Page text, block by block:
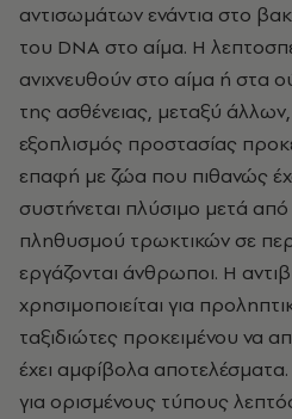
αντισωμάτων ενάντια στο
του DNA στο αίμα. Η
ανιχνευθούν στο αίμα ή στα
της ασθένειας, μεταξύ άλλων,
εξοπλισμός προστασίας
επαφή με ζώα που πιθανώς
συστήνεται πλύσιμο μετά
πληθυσμού τρωκτικών σε
εργάζονται άνθρωποι. Η
χρησιμοποιείται για
ταξιδιώτες προκειμένου να
έχει αμφίβολα
για ορισμένους τύπους